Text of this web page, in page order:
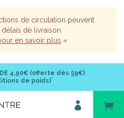
de circulation peuvent
de livraison.
en savoir plus «
4,90€ (offerte dès 59€)
de poids)*